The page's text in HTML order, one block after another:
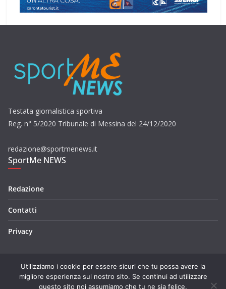
Testata giornalistica sportiva
Reg. n° 5/2020 Tribunale di Messina del 24/12/2020
redazione@sportmenews.it
SportMe NEWS
Redazione
Contatti
Privacy
Utilizziamo i cookie per essere sicuri che tu possa avere la
migliore esperienza sul nostro sito. Se continui ad utilizzare
questo sito noi assumiamo che tu ne sia felice.